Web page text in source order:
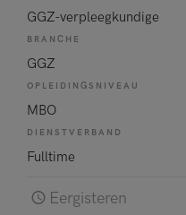
GGZ-verpleegkundige
BRANCHE
GGZ
OPLEIDINGSNIVEAU
MBO
DIENSTVERBAND
Fulltime
Eergisteren